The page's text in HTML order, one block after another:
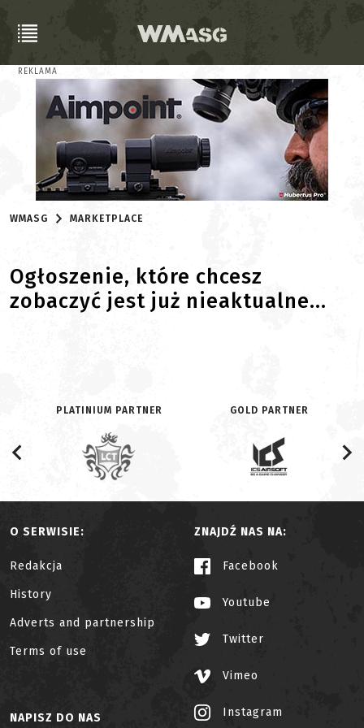
REKLAMA
WMASG MARKETPLACE
Ogłoszenie, które chcesz
zobaczyć jest już nieaktualne...
PLATINIUM PARTNER GOLD PARTNER
O SERWISIE:
Redakcja
History
Adverts and partnership
Terms of use
ZNAJDŹ NAS NA:
Facebook
Youtube
Twitter
Vimeo
Instagram
NAPISZ DO NAS